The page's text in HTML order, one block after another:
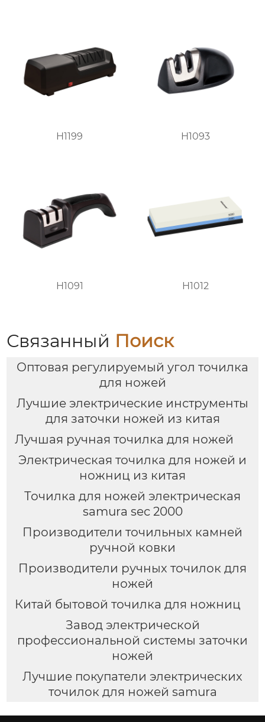
H1199 H1093
H1091 H1012
Связанный Поиск
Оптовая регулируемый угол точилка
для ножей
Лучшие электрические инструменты
для заточки ножей из китая
Лучшая ручная точилка для ножей
Электрическая точилка для ножей и
ножниц из китая
Точилка для ножей электрическая
samura sec 2000
Производители точильных камней
ручной ковки
Производители ручных точилок для
ножей
Китай бытовой точилка для ножниц
Завод электрической
профессиональной системы заточки
ножей
Лучшие покупатели электрических
точилок для ножей samura